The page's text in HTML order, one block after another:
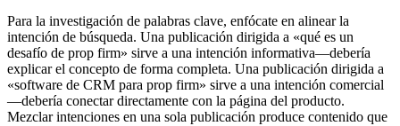
Para la investigación de palabras clave, enfócate en alinear la
intención de búsqueda. Una publicación dirigida a «qué es un
desafío de prop firm» sirve a una intención informativa—debería
explicar el concepto de forma completa. Una publicación dirigida a
«software de CRM para prop firm» sirve a una intención comercial
—debería conectar directamente con la página del producto.
Mezclar intenciones en una sola publicación produce contenido que